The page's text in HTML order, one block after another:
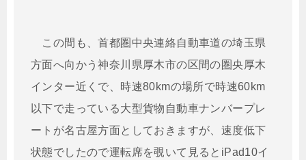
この間も、首都圏中央連絡自動車道の埼玉県
方面へ向かう神奈川県厚木市の区間の圏央厚木
インター近くで、時速80kmの場所で時速60km
以下で走っている大型貨物自動車ナンバープレ
ートが名古屋方面としておきますが、速度低下
状態でしたので運転席を覗いて見るとiPad10イ